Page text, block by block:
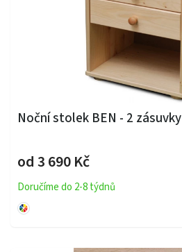
Noční stolek BEN - 2 zásuvky
od 3 690 Kč
Doručíme do 2-8 týdnů